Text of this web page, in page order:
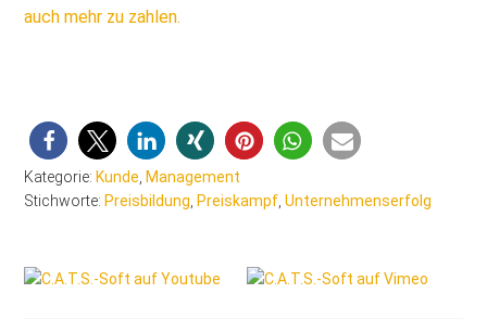
auch mehr zu zahlen.
Kategorie: Kunde Management
Stichworte: Preisbildung Preiskampf ,Unternehmenserfolg
Seitenspalte